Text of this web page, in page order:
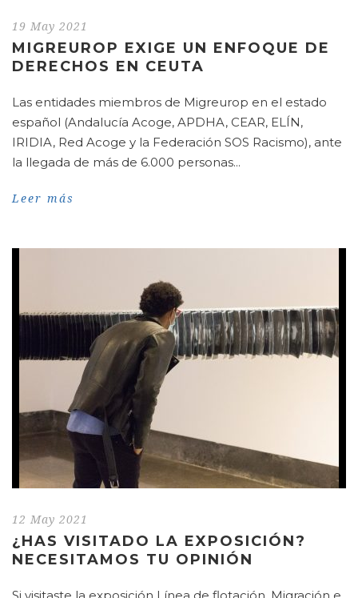
19 May 2021
MIGREUROP EXIGE UN ENFOQUE DE
DERECHOS EN CEUTA
Las entidades miembros de Migreurop en el estado
español (Andalucía Acoge, APDHA, CEAR, ELÍN,
IRIDIA, Red Acoge y la Federación SOS Racismo), ante
la llegada de más de 6.000 personas...
Leer más
12 May 2021
¿HAS VISITADO LA EXPOSICIÓN?
NECESITAMOS TU OPINIÓN